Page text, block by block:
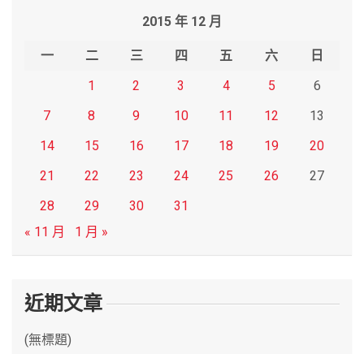
2015 年 12 月
一 二 三 四 五 六
日
1
2 3 4 5
6
7
8 9 10 11 12
13
14
15 16 17 18 19
20
21
22 23 24 25 26
27
28
29 30
31
« 11 月
1 月 »
近期文章
(無標題)